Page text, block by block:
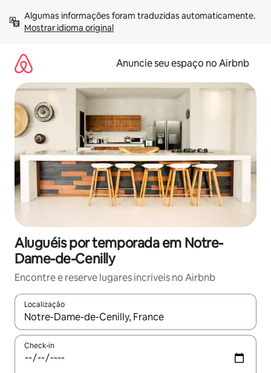
para
Mostrar idioma original
Anuncie seu espaço no Airbnb
Aluguéis por temporada em Notre-
Dame-de-Cenilly
Encontre e reserve lugares incríveis no Airbnb
Localização
Quando os resultados estiverem disponíveis, explore-os
Check-in